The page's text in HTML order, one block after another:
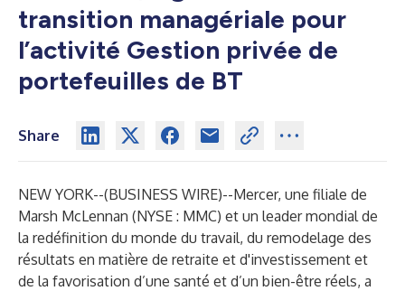
transition managériale pour
l’activité Gestion privée de
portefeuilles de BT
Share
NEW YORK--(BUSINESS WIRE)--Mercer, une filiale de
Marsh McLennan (NYSE : MMC) et un leader mondial de
la redéfinition du monde du travail, du remodelage des
résultats en matière de retraite et d'investissement et
de la favorisation d’une santé et d’un bien-être réels, a